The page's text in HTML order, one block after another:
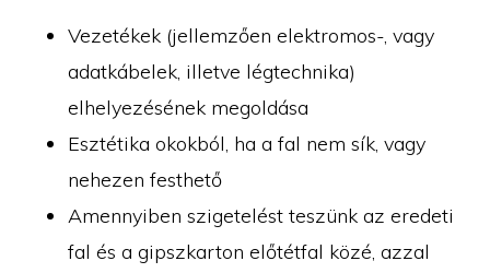
Vezetékek (jellemzően elektromos-, vagy
adatkábelek, illetve légtechnika)
elhelyezésének megoldása
Esztétika okokból, ha a fal nem sík, vagy
nehezen festhető
Amennyiben szigetelést teszünk az eredeti
fal és a gipszkarton előtétfal közé, azzal